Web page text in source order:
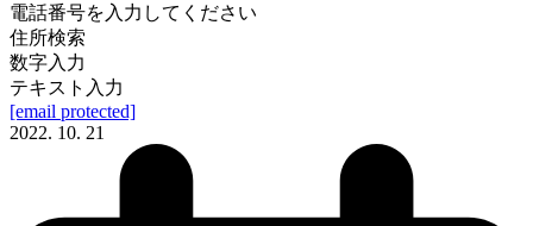
電話番号を入力してください
住所検索
数字入力
テキスト入力
[email protected]
2022. 10. 21